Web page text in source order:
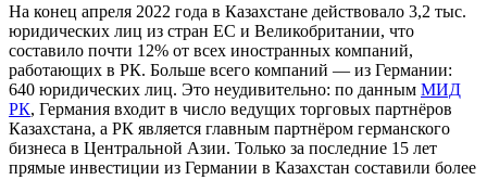
На конец апреля 2022 года в Казахстане действовало 3,2 тыс.
юридических лиц из стран ЕС и Великобритании, что
составило почти 12% от всех иностранных компаний,
работающих в РК. Больше всего компаний — из Германии:
640 юридических лиц. Это неудивительно: по данным МИД
РК, Германия входит в число ведущих торговых партнёров
Казахстана, а РК является главным партнёром германского
бизнеса в Центральной Азии. Только за последние 15 лет
прямые инвестиции из Германии в Казахстан составили более